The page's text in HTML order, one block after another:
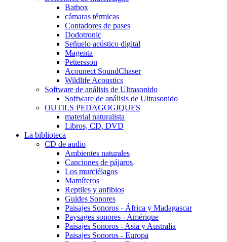
Batbox
cámaras térmicas
Contadores de pases
Dodotronic
Señuelo acústico digital
Magenta
Pettersson
Acounect SoundChaser
Wildlife Acoustics
Software de análisis de Ultrasonido
Software de análisis de Ultrasonido
OUTILS PEDAGOGIQUES
material naturalista
Libros, CD, DVD
La biblioteca
CD de audio
Ambientes naturales
Canciones de pájaros
Los murciélagos
Mamíferos
Reptiles y anfibios
Guides Sonores
Paisajes Sonoros - África y Madagascar
Paysages sonores - Amérique
Paisajes Sonoros - Asia y Australia
Paisajes Sonoros - Europa